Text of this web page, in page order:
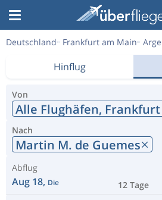
Deutschland Frankfurt am Main
Hinflug
Von
Alle Flughäfen,
Nach
Martin M. de Guemes
Abflug
Aug 18, Die 12 Tage